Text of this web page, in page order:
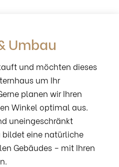
Umbau
und möchten dieses
um Ihr
planen wir Ihren
Winkel optimal aus.
uneingeschränkt
bildet eine natürliche
Gebäudes – mit Ihren